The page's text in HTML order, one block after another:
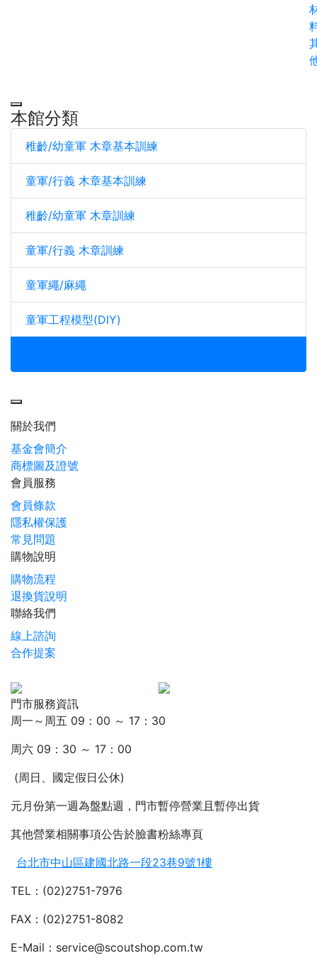
本館分類
稚齡/幼童軍 木章基本訓練
童軍/行義 木章基本訓練
稚齡/幼童軍 木章訓練
童軍/行義 木章訓練
童軍繩/麻繩
童軍工程模型(DIY)
關於我們
基金會簡介
商標圖及證號
會員服務
會員條款
隱私權保護
常見問題
購物說明
購物流程
退換貨說明
聯絡我們
線上諮詢
合作提案
門市服務資訊
周一～周五 09：00 ～ 17：30
周六 09：30 ～ 17：00
(周日、國定假日公休)
元月份第一週為盤點週，門市暫停營業且暫停出貨
其他營業相關事項公告於臉書粉絲專頁
台北市中山區建國北路一段23巷9號1樓
TEL：(02)2751-7976
FAX：(02)2751-8082
E-Mail：service@scoutshop.com.tw